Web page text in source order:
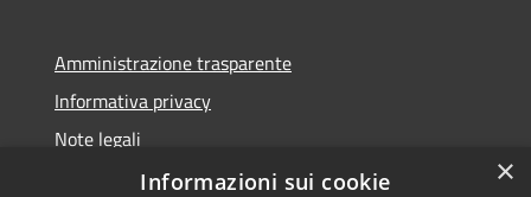
Amministrazione trasparente
Informativa privacy
Note legali
Dichiarazione di accessibilità
×
Informazioni sui cookie